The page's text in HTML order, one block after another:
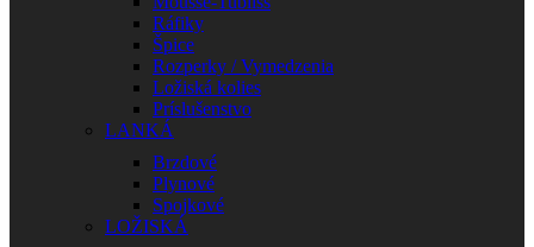
Ráfiky
Špice
Rozperky / Vymedzenia
Ložiská kolies
Príslušenstvo
LANKÁ
Brzdové
Plynové
Spojkové
LOŽISKÁ